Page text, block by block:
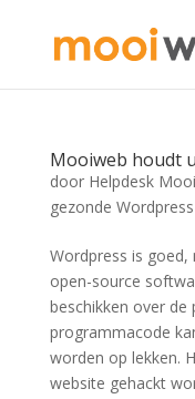
Mooiweb houdt
door Helpdesk
gezonde
Wordpress is
open-source
beschikken over
programmacode
worden op lekken.
website gehackt